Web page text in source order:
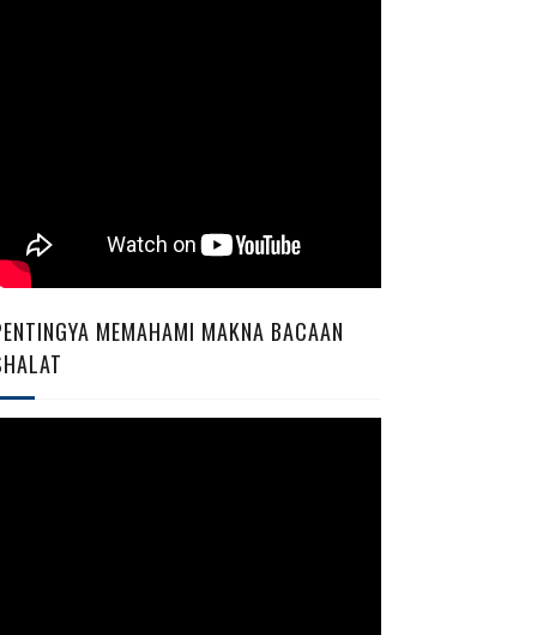
MEMAHAMI MAKNA BACAAN